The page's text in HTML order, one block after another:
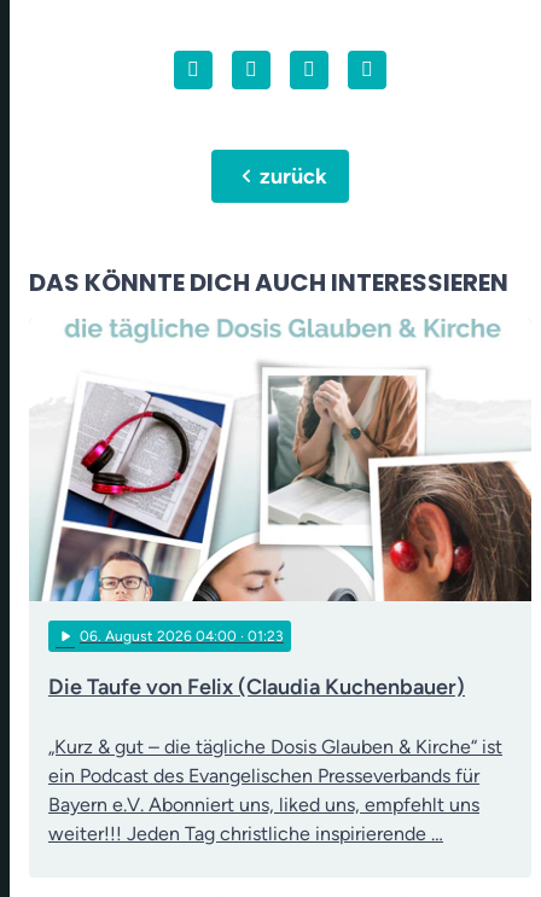
chevron_leftzurück
DAS KÖNNTE DICH AUCH INTERESSIEREN
play_arrow 06. August 2026 04:00 · 01:23
Die Taufe von Felix (Claudia Kuchenbauer)
„Kurz & gut – die tägliche Dosis Glauben & Kirche“ ist
ein Podcast des Evangelischen Presseverbands für
Bayern e.V. Abonniert uns, liked uns, empfehlt uns
weiter!!! Jeden Tag christliche inspirierende …